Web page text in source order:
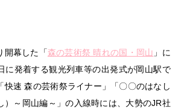
とうちのおいしいシリーズ
後の果物 第9回 岡山・備後のうめぇもん
第7回 美作市/西粟倉村/奈義町/勝央町
スローライフ列車
開幕した「森の芸術祭 晴れの国・岡山 」に
に発着する観光列車等の出発式が岡山駅で
快速 森の芸術祭ライナー」「〇〇のはなし
）～岡山編～」の入線時には、大勢のJR社